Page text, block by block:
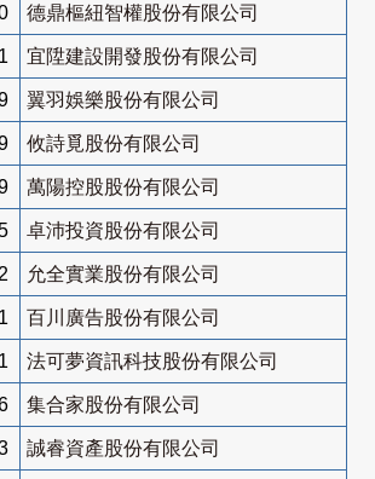
德鼎樞紐智權股份有限公司
宜陞建設開發股份有限公司
翼羽娛樂股份有限公司
攸詩覓股份有限公司
萬陽控股股份有限公司
卓沛投資股份有限公司
允全實業股份有限公司
百川廣告股份有限公司
法可夢資訊科技股份有限公司
集合家股份有限公司
誠睿資產股份有限公司